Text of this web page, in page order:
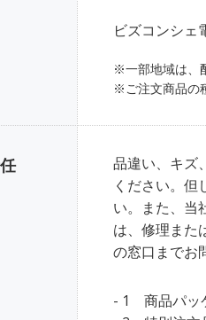
ビズコンシェ
※一部地域は、
※ご注文商品の
品違い、キズ
ください。
い。また、当
は、修理また
の窓口までお
- 1 商品パッ